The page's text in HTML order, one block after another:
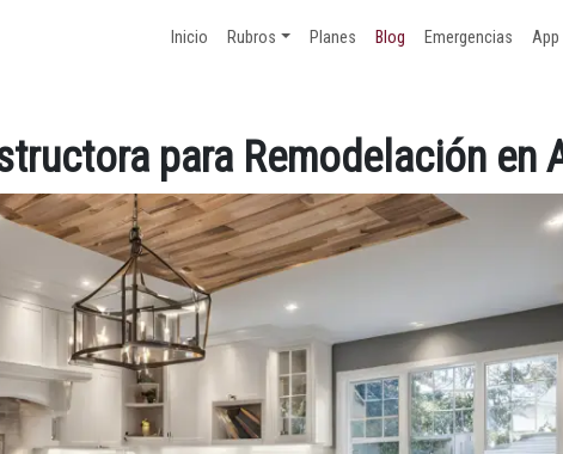
Inicio Rubros Planes Blog Emergencias App
para Remodelación en